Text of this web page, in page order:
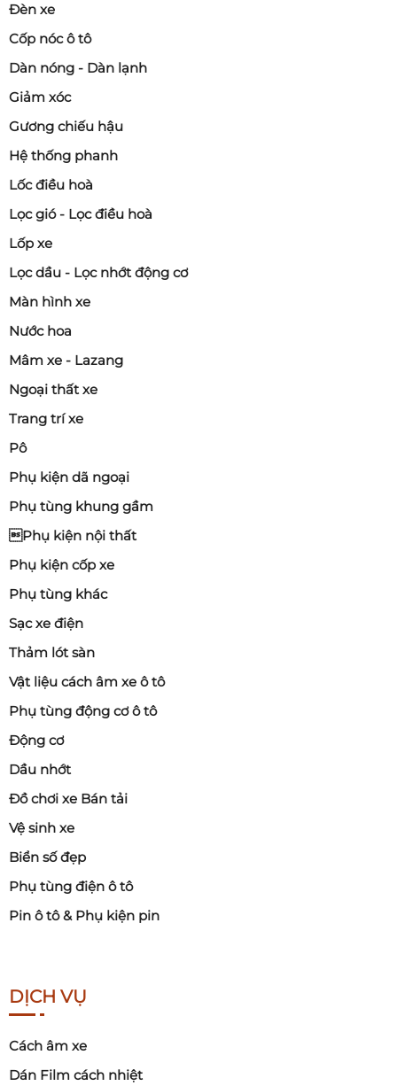
Đèn xe
Cốp nóc ô tô
Dàn nóng - Dàn lạnh
Giảm xóc
Gương chiếu hậu
Hệ thống phanh
Lốc điều hoà
Lọc gió - Lọc điều hoà
Lốp xe
Lọc dầu - Lọc nhớt động cơ
Màn hình xe
Nước hoa
Mâm xe - Lazang
Ngoại thất xe
Trang trí xe
Pô
Phụ kiện dã ngoại
Phụ tùng khung gầm
Phụ kiện nội thất
Phụ kiện cốp xe
Phụ tùng khác
Sạc xe điện
Thảm lót sàn
Vật liệu cách âm xe ô tô
Phụ tùng động cơ ô tô
Động cơ
Dầu nhớt
Đồ chơi xe Bán tải
Vệ sinh xe
Biển số đẹp
Phụ tùng điện ô tô
Pin ô tô & Phụ kiện pin
DỊCH VỤ
Cách âm xe
Dán Film cách nhiệt